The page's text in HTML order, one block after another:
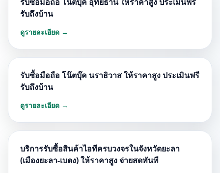
รับถึงบ้าน
ดูรายละเอียด →
รับซื้อมือถือ โน๊ตบุ๊ค นราธิวาส ให้ราคาสูง ประเมินฟรี
รับถึงบ้าน
ดูรายละเอียด →
บริการรับซื้อสินค้าไอทีครบวงจรในจังหวัดยะลา
(เมืองยะลา-เบตง) ให้ราคาสูง จ่ายสดทันที